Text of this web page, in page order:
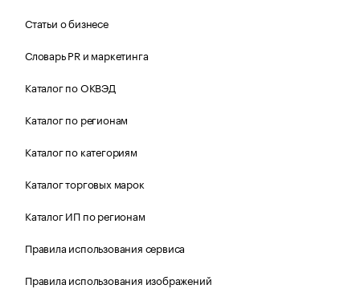
Статьи о бизнесе
Словарь PR и маркетинга
Каталог по ОКВЭД
Каталог по регионам
Каталог по категориям
Каталог торговых марок
Каталог ИП по регионам
Правила использования сервиса
Правила использования изображений